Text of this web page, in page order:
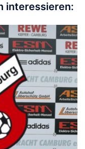
interessieren: